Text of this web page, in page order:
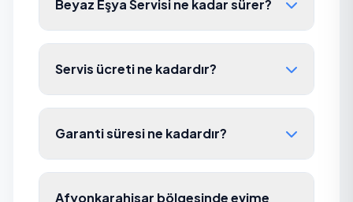
Beyaz Eşya Servisi ne kadar sürer?
Servis ücreti ne kadardır?
Garanti süresi ne kadardır?
Afyonkarahisar bölgesinde evime